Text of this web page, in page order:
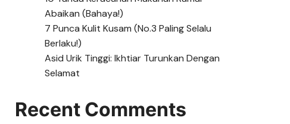
Abaikan (Bahaya!)
7 Punca Kulit Kusam (No.3 Paling Selalu
Berlaku!)
Asid Urik Tinggi: Ikhtiar Turunkan Dengan
Selamat
Recent Comments